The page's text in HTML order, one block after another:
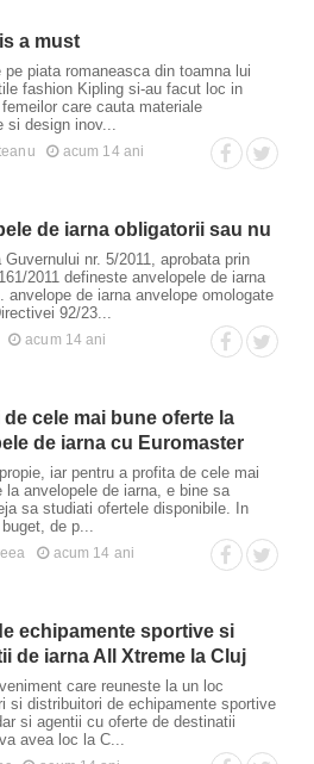
a must
pe piata romaneasca din toamna lui
fashion Kipling si-au facut loc in
care cauta materiale
si design inov...
acum 14 ani
de iarna obligatorii sau nu
Guvernului nr. 5/2011, aprobata prin
2011 defineste anvelopele de iarna
anvelope de iarna anvelope omologate
92/23...
acum 14 ani
de cele mai bune oferte la
de iarna cu Euromaster
iar pentru a profita de cele mai
la anvelopele de iarna, e bine sa
sa studiati ofertele disponibile. In
de p...
acum 14 ani
echipamente sportive si
de iarna All Xtreme la Cluj
care reuneste la un loc
si distribuitori de echipamente sportive
si agentii cu oferte de destinatii
avea loc la C...